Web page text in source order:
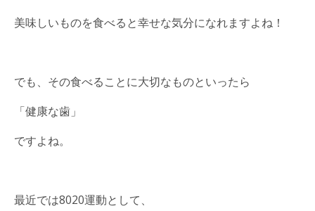
美味しいものを食べると幸せな気分になれますよね！
でも、その食べることに大切なものといったら
「健康な歯」
ですよね。
最近では8020運動として、